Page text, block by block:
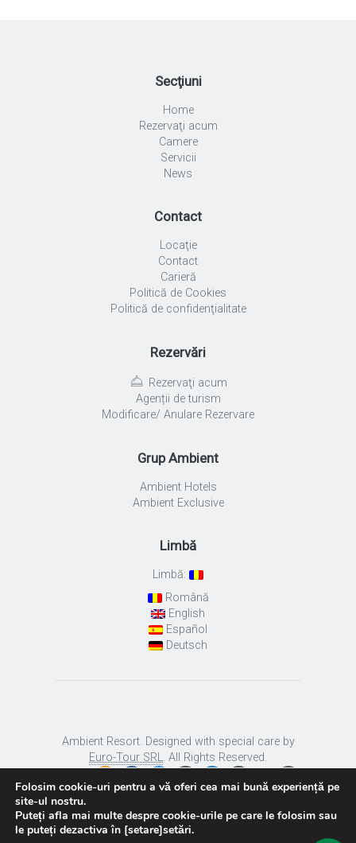
Secţiuni
Home
Rezervaţi acum
Camere
Servicii
News
Contact
Locaţie
Contact
Carieră
Politică de Cookies
Politică de confidenţialitate
Rezervări
Rezervaţi acum
Agenții de turism
Modificare/ Anulare Rezervare
Grup Ambient
Ambient Hotels
Ambient Exclusive
Limbă
Limbă:
Română
English
Español
Deutsch
Ambient Resort. Designed with special care by
Euro-Tour SRL. All Rights Reserved.
Folosim cookie-uri pentru a vă oferi cea mai bună experiență pe
site-ul nostru.
Puteți afla mai multe despre cookie-urile pe care le folosim sau
le puteți dezactiva în [setare]setări.